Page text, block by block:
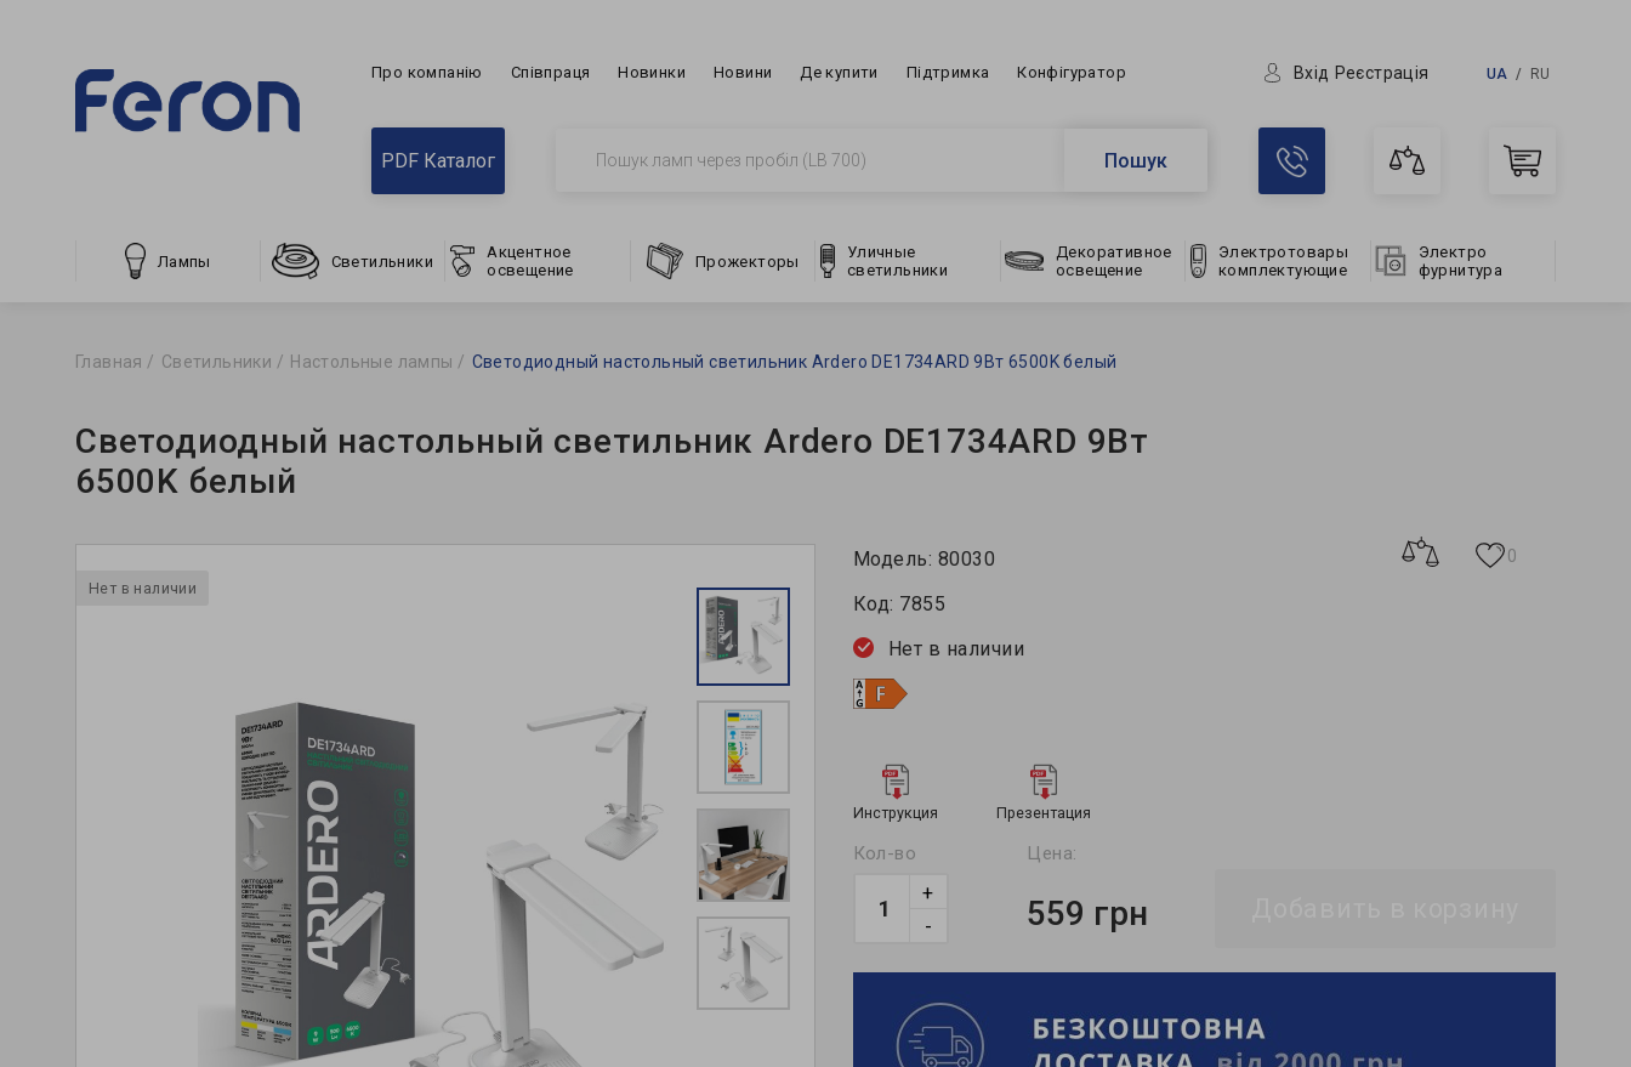
Про компанію Співпраця Новинки Новини Де купити Підтримка Конфігуратор Вхід Реєстрація UA RU
PDF Каталог Пошук
Лампы Светильники
Акцентное
освещение
Прожекторы
Уличные
светильники
Декоративное
освещение
Электротовары
комплектующие
Электро
фурнитура
Главная Светильники Настольные лампы Светодиодный настольный светильник Ardero DE1734ARD 9Вт 6500K белый
Светодиодный настольный светильник Ardero DE1734ARD 9Вт
6500K белый
Нет в наличии
Модель: 80030
Код: 7855
Нет в наличии
0
Инструкция Презентация
Кол-во
-
+
Цена:
559 грн